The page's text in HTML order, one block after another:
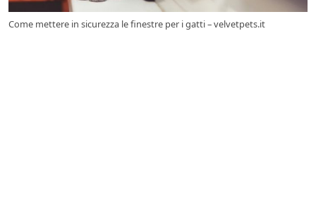
Come mettere in sicurezza le finestre per i gatti – velvetpets.it